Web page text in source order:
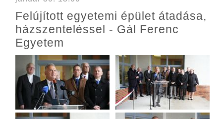
Felújított egyetemi épület átadása,
házszenteléssel - Gál Ferenc
Egyetem